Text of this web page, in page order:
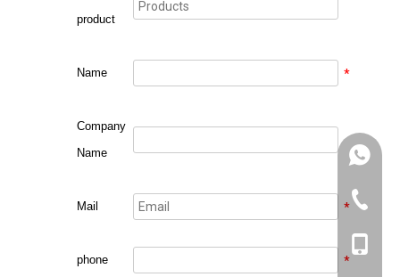
product
Name *
Company
Name
Mail *
phone *
571-